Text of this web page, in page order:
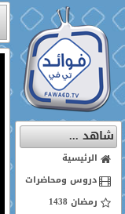
شاهد ...
الرئيسية
دروس ومحاضرات
رمضان 1438